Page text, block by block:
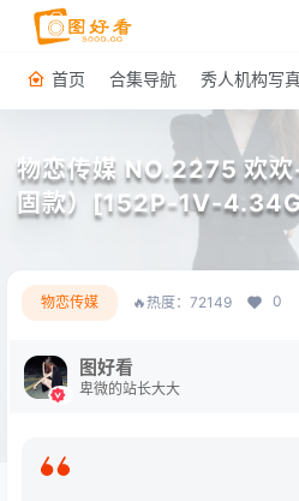
首页 合集导航 秀人机构写
物恋传媒 NO.2275 欢
固款）[152P-1V-
物恋传媒 🔥热度：72149 0
图好看
卑微的站长大大